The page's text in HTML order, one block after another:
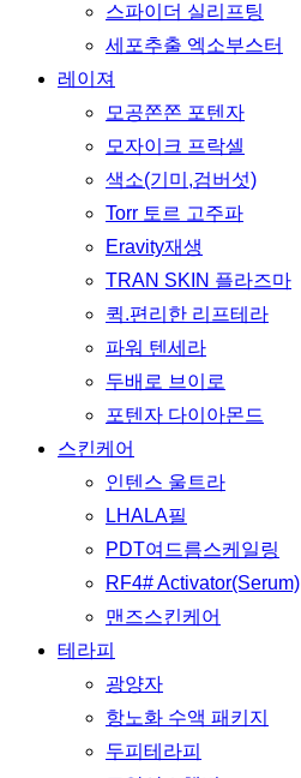
스파이더 실리프팅
세포추출 엑소부스터
레이져
모공쫀쫀 포텐자
모자이크 프락셀
색소(기미,검버섯)
Torr 토르 고주파
Eravity재생
TRAN SKIN 플라즈마
퀵.편리한 리프테라
파워 텐세라
두배로 브이로
포텐자 다이아몬드
스킨케어
인텐스 울트라
LHALA필
PDT여드름스케일링
RF4# Activator(Serum)
맨즈스킨케어
테라피
광양자
항노화 수액 패키지
두피테라피